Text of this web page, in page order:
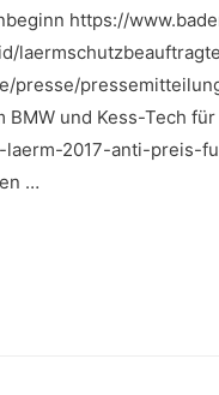
https://
presse/
und Kess-Tech
2017-anti-preis-
…